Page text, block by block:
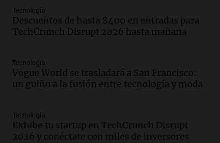
cumbres: testimonios cruciales y el
escaneo del airbag pendiente
Noticias
500% en tarifas para industrias:
"Proponemos prorrateo de facturas"
Radioinforme 3 Rosario
Audio.
Argentina: inflación y dólar a la vista en
el próximo semestre
Tecnología
Descuentos de hasta $400 en entradas para
TechCrunch Disrupt 2026 hasta mañana
Tecnología
Vogue World se trasladará a San Francisco:
un guiño a la fusión entre tecnología y moda
Tecnología
Exhibe tu startup en TechCrunch Disrupt
2026 y conéctate con miles de inversores